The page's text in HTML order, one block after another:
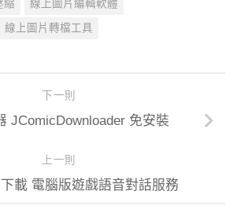
縮 線上圖片編輯軟體
線上圖片轉檔工具
下一則
JComicDownloader 免安裝
上一則
載 電腦版遊戲語音對話服務